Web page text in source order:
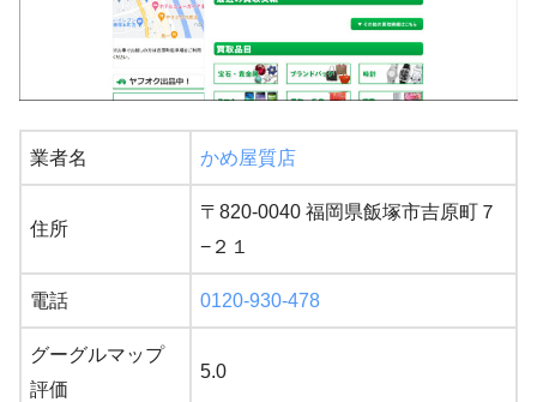
業者名 かめ屋質店
住所
〒820-0040 福岡県飯塚市吉原町７
−２１
電話 0120-930-478
グーグルマップ
評価
5.0